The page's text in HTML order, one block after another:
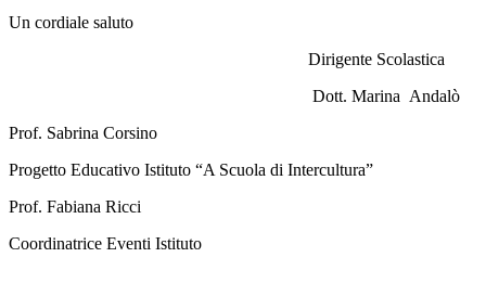
Un cordiale saluto
Dirigente Scolastica
Dott. Marina Andalò
Prof. Sabrina Corsino
Progetto Educativo Istituto “A Scuola di Intercultura”
Prof. Fabiana Ricci
Coordinatrice Eventi Istituto